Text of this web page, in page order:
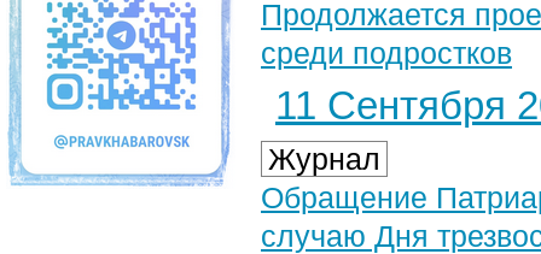
Продолжается
среди подростков
11 Сентября
Журнал
Обращение
случаю Дня